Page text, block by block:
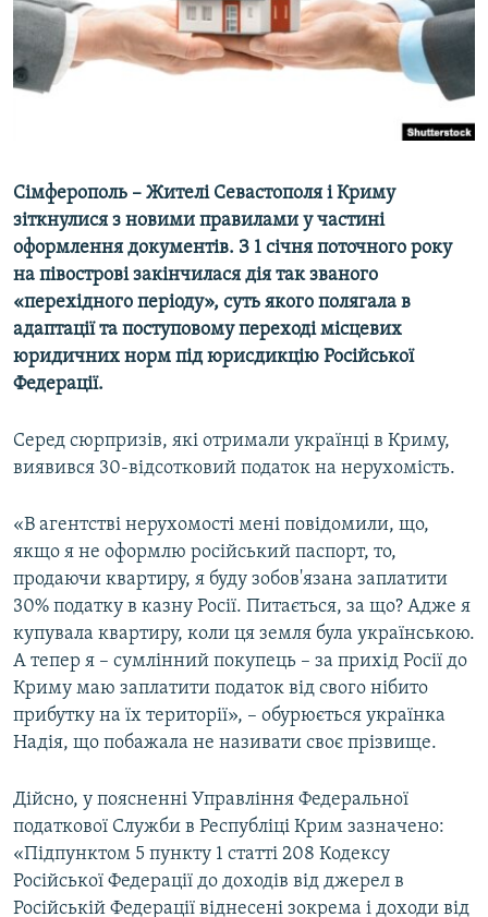
ВІДЕОУРОКИ «ELIFBE»
СВІДЧЕННЯ ОКУПАЦІЇ
УКРАЇНСЬКА ПРОБЛЕМА КРИМУ
Русский
Qırımtatar
Усі сайти RFE/RL
Сімферополь – Жителі Севастополя і Криму
зіткнулися з новими правилами у частині
оформлення документів. З 1 січня поточного року
на півострові закінчилася дія так званого
«перехідного періоду», суть якого полягала в
адаптації та поступовому переході місцевих
юридичних норм під юрисдикцію Російської
Федерації.
Серед сюрпризів, які отримали українці в Криму,
виявився 30-відсотковий податок на нерухомість.
«В агентстві нерухомості мені повідомили, що,
якщо я не оформлю російський паспорт, то,
продаючи квартиру, я буду зобов'язана заплатити
30% податку в казну Росії. Питається, за що? Адже я
купувала квартиру, коли ця земля була українською.
А тепер я – сумлінний покупець – за прихід Росії до
Криму маю заплатити податок від свого нібито
прибутку на їх території», – обурюється українка
Надія, що побажала не називати своє прізвище.
Дійсно, у поясненні Управління Федеральної
податкової Служби в Республіці Крим зазначено:
«Підпунктом 5 пункту 1 статті 208 Кодексу
Російської Федерації до доходів від джерел в
Російській Федерації віднесені зокрема і доходи від